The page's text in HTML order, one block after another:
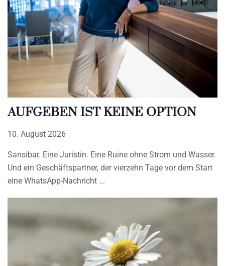
AUFGEBEN IST KEINE OPTION
10. August 2026
Sansibar. Eine Juristin. Eine Ruine ohne Strom und Wasser.
Und ein Geschäftspartner, der vierzehn Tage vor dem Start
eine WhatsApp-Nachricht